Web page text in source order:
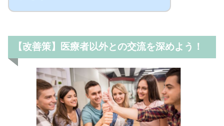
【改善策】医療者以外との交流を深めよう！